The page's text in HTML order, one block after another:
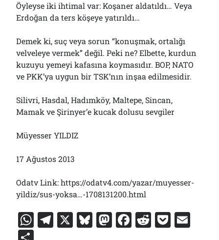
Öyleyse iki ihtimal var: Koşaner aldatıldı… Veya
Erdoğan da ters köşeye yatırıldı…
Demek ki, suç veya sorun “konuşmak, ortalığı
velveleye vermek” değil. Peki ne? Elbette, kurdun
kuzuyu yemeyi kafasına koymasıdır. BOP, NATO
ve PKK’ya uygun bir TSK’nın inşaa edilmesidir.
Silivri, Hasdal, Hadımköy, Maltepe, Sincan,
Mamak ve Şirinyer’e kucak dolusu sevgiler
Müyesser YILDIZ
17 Ağustos 2013
Odatv Link: https://odatv4.com/yazar/muyesser-
yildiz/sus-yoksa…-1708131200.html
W T X Bl M F R P